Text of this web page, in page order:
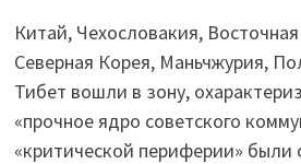
Китай, Чехословакия,
Северная Корея, Маньчжурия,
Тибет вошли в зону,
«прочное ядро советского
«критической периферии»